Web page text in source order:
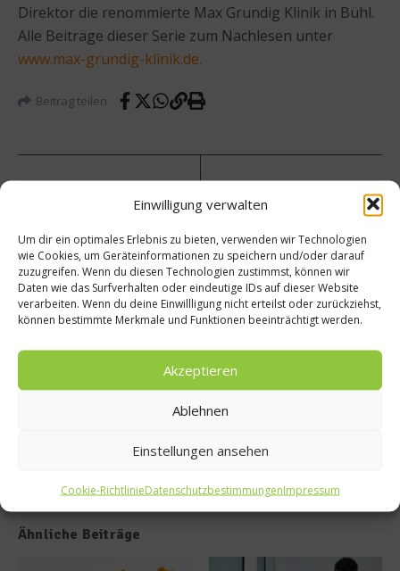
Einwilligung verwalten
Um dir ein optimales Erlebnis zu bieten, verwenden wir Technologien
wie Cookies, um Geräteinformationen zu speichern und/oder darauf
zuzugreifen. Wenn du diesen Technologien zustimmst, können wir
Daten wie das Surfverhalten oder eindeutige IDs auf dieser Website
verarbeiten. Wenn du deine Einwillligung nicht erteilst oder zurückziehst,
können bestimmte Merkmale und Funktionen beeinträchtigt werden.
Akzeptieren
Ablehnen
Einstellungen ansehen
Cookie-RichtlinieDatenschutzbestimmungenImpressum
Direktor die renommierte Max Grundig Klinik in Bühl.
Alle Beiträge dieser Serie zum Nachlesen unter
www.max-grundig-klinik.de.
Beitrag teilen
Blaue
Kochb
uch –
Klassi
ker für
er und
Fortge
schritt
ene
Nächster Beitrag
Fischs
täbche
n
n –
Rezept
Ähnliche Beiträge